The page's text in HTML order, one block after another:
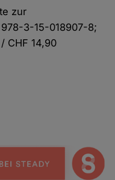
zur
3-15-018907-8;
CHF 14,90